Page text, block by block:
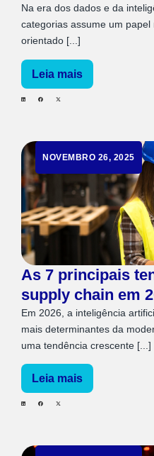
Na era dos dados e da
categorias assume um
orientado [...]
Leia mais
NOVEMBRO 26, 2025
As 7 principais
supply chain em
Em 2026, a inteligência
mais determinantes da
uma tendência crescente [...]
Leia mais